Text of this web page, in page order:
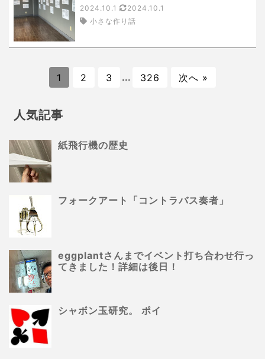
2024.10.1
2024.10.1
小さな作り話
1 2 3 ... 326 次へ »
人気記事
紙飛行機の歴史
フォークアート「コントラバス奏者」
eggplantさんまでイベント打ち合わせ行っ
てきました！詳細は後日！
シャボン玉研究。 ポイ